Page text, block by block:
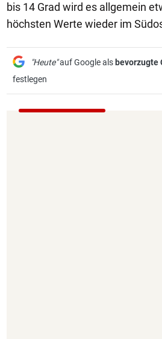
bis 14 Grad wird es allgemein
höchsten Werte wieder im
"Heute"auf Google als bevorzugte
festlegen